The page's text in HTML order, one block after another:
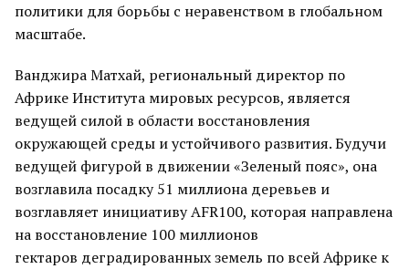
политики для борьбы с неравенством в глобальном
масштабе.
Ванджира Матхай, региональный директор по
Африке Института мировых ресурсов, является
ведущей силой в области восстановления
окружающей среды и устойчивого развития. Будучи
ведущей фигурой в движении «Зеленый пояс», она
возглавила посадку 51 миллиона деревьев и
возглавляет инициативу AFR100, которая направлена
на восстановление 100 миллионов
гектаров деградированных земель по всей Африке к